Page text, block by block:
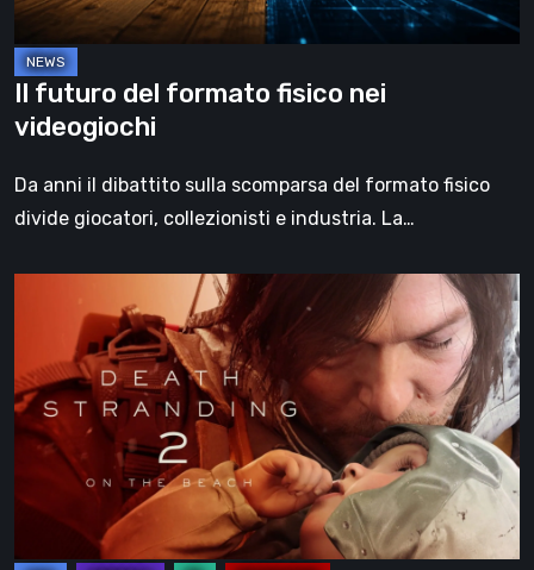
Il futuro del formato fisico nei
videogiochi
Da anni il dibattito sulla scomparsa del formato fisico
divide giocatori, collezionisti e industria. La…
Stranding
On
the
Beach,
recensione
–